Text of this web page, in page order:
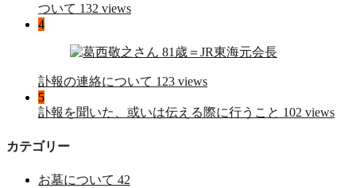
ついて 132 views
4
訃報の連絡について 123 views
5
訃報を聞いた、或いは伝える際に行うこと 102 views
カテゴリー
お墓について 42